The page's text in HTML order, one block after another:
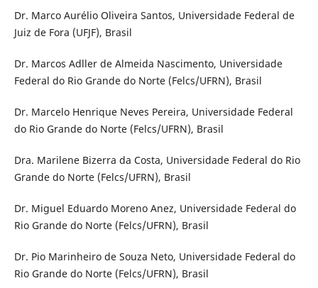
Dr. Marco Aurélio Oliveira Santos, Universidade Federal de
Juiz de Fora (UFJF), Brasil
Dr. Marcos Adller de Almeida Nascimento, Universidade
Federal do Rio Grande do Norte (Felcs/UFRN), Brasil
Dr. Marcelo Henrique Neves Pereira, Universidade Federal
do Rio Grande do Norte (Felcs/UFRN), Brasil
Dra. Marilene Bizerra da Costa, Universidade Federal do Rio
Grande do Norte (Felcs/UFRN), Brasil
Dr. Miguel Eduardo Moreno Anez, Universidade Federal do
Rio Grande do Norte (Felcs/UFRN), Brasil
Dr. Pio Marinheiro de Souza Neto, Universidade Federal do
Rio Grande do Norte (Felcs/UFRN), Brasil